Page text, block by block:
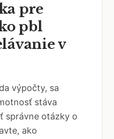
pre
pbl
v
výpočty, sa
stáva
správne otázky o
ako